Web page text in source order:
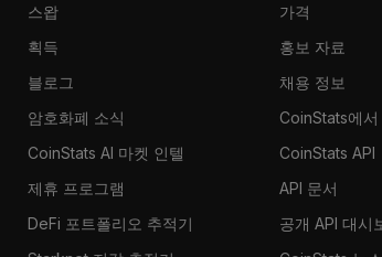
스왑
획득
블로그
암호화폐 소식
CoinStats AI 마켓 인텔
제휴 프로그램
DeFi 포트폴리오 추적기
가격
홍보 자료
채용 정보
CoinStats에서
CoinStats API
API 문서
공개 API 대시